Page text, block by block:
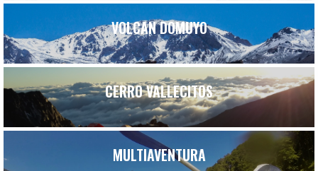
VOLCAN DOMUYO
CERRO VALLECITOS
MULTIAVENTURA